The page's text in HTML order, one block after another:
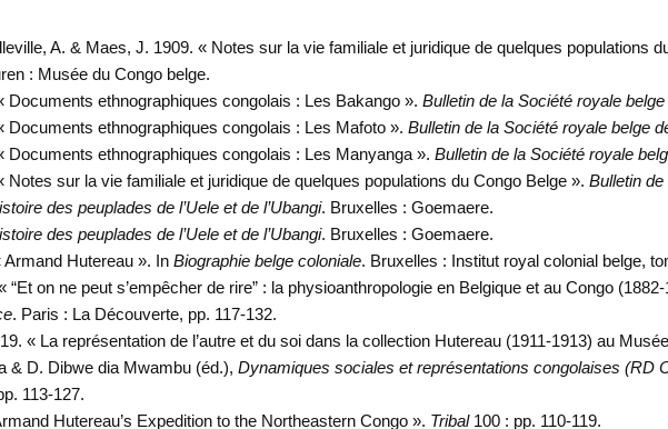
A. & Maes, J. 1909. « Notes sur la vie familiale et juridique de quelques populations
: Musée du Congo belge.
Documents ethnographiques congolais : Les Bakango ». Bulletin de la Société royale
Documents ethnographiques congolais : Les Mafoto ». Bulletin de la Société royale belge
Documents ethnographiques congolais : Les Manyanga ». Bulletin de la Société royale
Notes sur la vie familiale et juridique de quelques populations du Congo Belge ». Bulletin
des peuplades de l’Uele et de l’Ubangi. Bruxelles : Goemaere.
des peuplades de l’Uele et de l’Ubangi. Bruxelles : Goemaere.
Hutereau ». In Biographie belge coloniale. Bruxelles : Institut royal colonial belge,
“Et on ne peut s’empêcher de rire” : la physioanthropologie en Belgique et au Congo
. Paris : La Découverte, pp. 117-132.
« La représentation de l’autre et du soi dans la collection Hutereau (1911-1913) au
& D. Dibwe dia Mwambu (éd.), Dynamiques sociales et représentations congolaises (RD
113-127.
Hutereau’s Expedition to the Northeastern Congo ». Tribal100 : pp. 110-119.